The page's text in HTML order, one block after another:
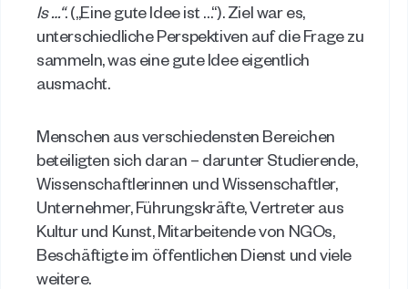
Is …“. („Eine gute Idee ist …“). Ziel war es,
unterschiedliche Perspektiven auf die Frage zu
sammeln, was eine gute Idee eigentlich
ausmacht.
Menschen aus verschiedensten Bereichen
beteiligten sich daran – darunter Studierende,
Wissenschaftlerinnen und Wissenschaftler,
Unternehmer, Führungskräfte, Vertreter aus
Kultur und Kunst, Mitarbeitende von NGOs,
Beschäftigte im öffentlichen Dienst und viele
weitere.